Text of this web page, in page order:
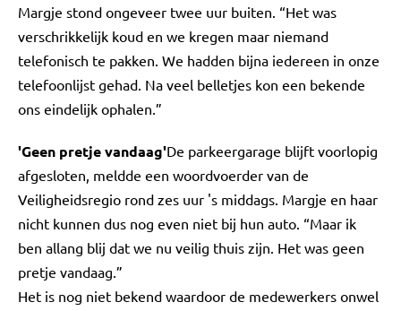
Margje stond ongeveer twee uur buiten. “Het was
verschrikkelijk koud en we kregen maar niemand
telefonisch te pakken. We hadden bijna iedereen in onze
telefoonlijst gehad. Na veel belletjes kon een bekende
ons eindelijk ophalen.”
'Geen pretje vandaag'De parkeergarage blijft voorlopig
afgesloten, meldde een woordvoerder van de
Veiligheidsregio rond zes uur 's middags. Margje en haar
nicht kunnen dus nog even niet bij hun auto. “Maar ik
ben allang blij dat we nu veilig thuis zijn. Het was geen
pretje vandaag.”
Het is nog niet bekend waardoor de medewerkers onwel